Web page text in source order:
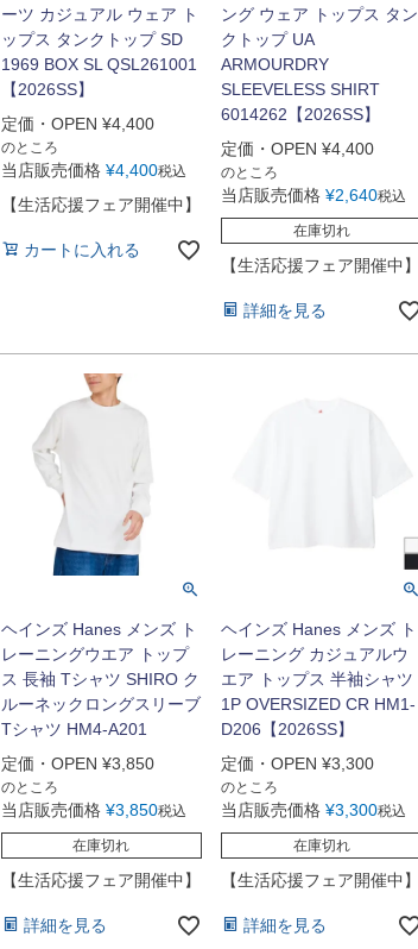
ーツ カジュアル ウェア ト
ップス タンクトップ SD
1969 BOX SL QSL261001
【2026SS】
定価・OPEN ¥4,400
のところ
当店販売価格 ¥4,400税込
【生活応援フェア開催中】
カートに入れる
ング ウェア トップス タン
クトップ UA
ARMOURDRY
SLEEVELESS SHIRT
6014262【2026SS】
定価・OPEN ¥4,400
のところ
当店販売価格 ¥2,640税込
在庫切れ
【生活応援フェア開催中】
詳細を見る
ヘインズ Hanes メンズ ト
レーニングウエア トップ
ス 長袖 Tシャツ SHIRO ク
ルーネックロングスリーブ
Tシャツ HM4-A201
定価・OPEN ¥3,850
のところ
当店販売価格 ¥3,850税込
在庫切れ
【生活応援フェア開催中】
詳細を見る
ヘインズ Hanes メンズ ト
レーニング カジュアルウ
エア トップス 半袖シャツ
1P OVERSIZED CR HM1-
D206【2026SS】
定価・OPEN ¥3,300
のところ
当店販売価格 ¥3,300税込
在庫切れ
【生活応援フェア開催中】
詳細を見る